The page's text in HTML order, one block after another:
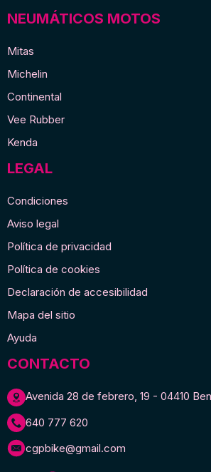
NEUMÁTICOS MOTOS
Mitas
Michelin
Continental
Vee Rubber
Kenda
LEGAL
Condiciones
Aviso legal
Política de privacidad
Política de cookies
Declaración de accesibilidad
Mapa del sitio
Ayuda
CONTACTO
Avenida 28 de febrero, 19 - 04410
640 777 620
cgpbike@gmail.com